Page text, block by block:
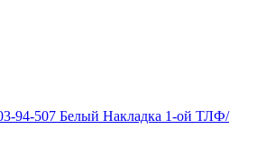
94-507 Белый Накладка 1-ой ТЛФ/